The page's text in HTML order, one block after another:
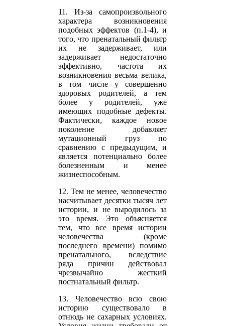
11. Из-за самопроизвольного
характера возникновения
подобных эффектов (п.1-4), и
того, что пренатальный фильтр
их не задерживает, или
задерживает недостаточно
эффективно, частота их
возникновения весьма велика,
в том числе у совершенно
здоровых родителей, а тем
более у родителей, уже
имеющих подобные дефекты.
Фактически, каждое новое
поколение добавляет
мутационный груз по
сравнению с предыдущим, и
является потенциально более
болезненным и менее
жизнеспособным.
12. Тем не менее, человечество
насчитывает десятки тысяч лет
истории, и не выродилось за
это время. Это объясняется
тем, что все время истории
человечества (кроме
последнего времени) помимо
пренатального, вследствие
ряда причин действовал
чрезвычайно жесткий
постнатальный фильтр.
13. Человечество всю свою
историю существовало в
отнюдь не сахарных условиях.